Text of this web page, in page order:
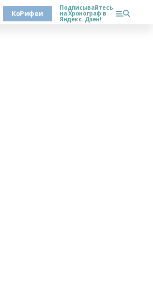
КоРифеи
Подписывайтесь
на Хронограф в
Яндекс. Дзен!